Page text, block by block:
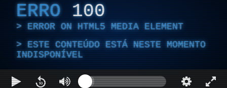
ERRO 100
ERROR ON HTML5 MEDIA ELEMENT
ESTE CONTEÚDO ESTÁ NESTE MOMENTO
INDISPONÍVEL